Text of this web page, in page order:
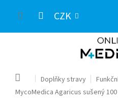
CZK
Domů Doplňky stravy
MycoMedica Agaricus sušený